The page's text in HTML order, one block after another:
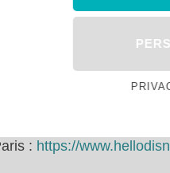
https://hellodsny.com/
connexionPA
: https://